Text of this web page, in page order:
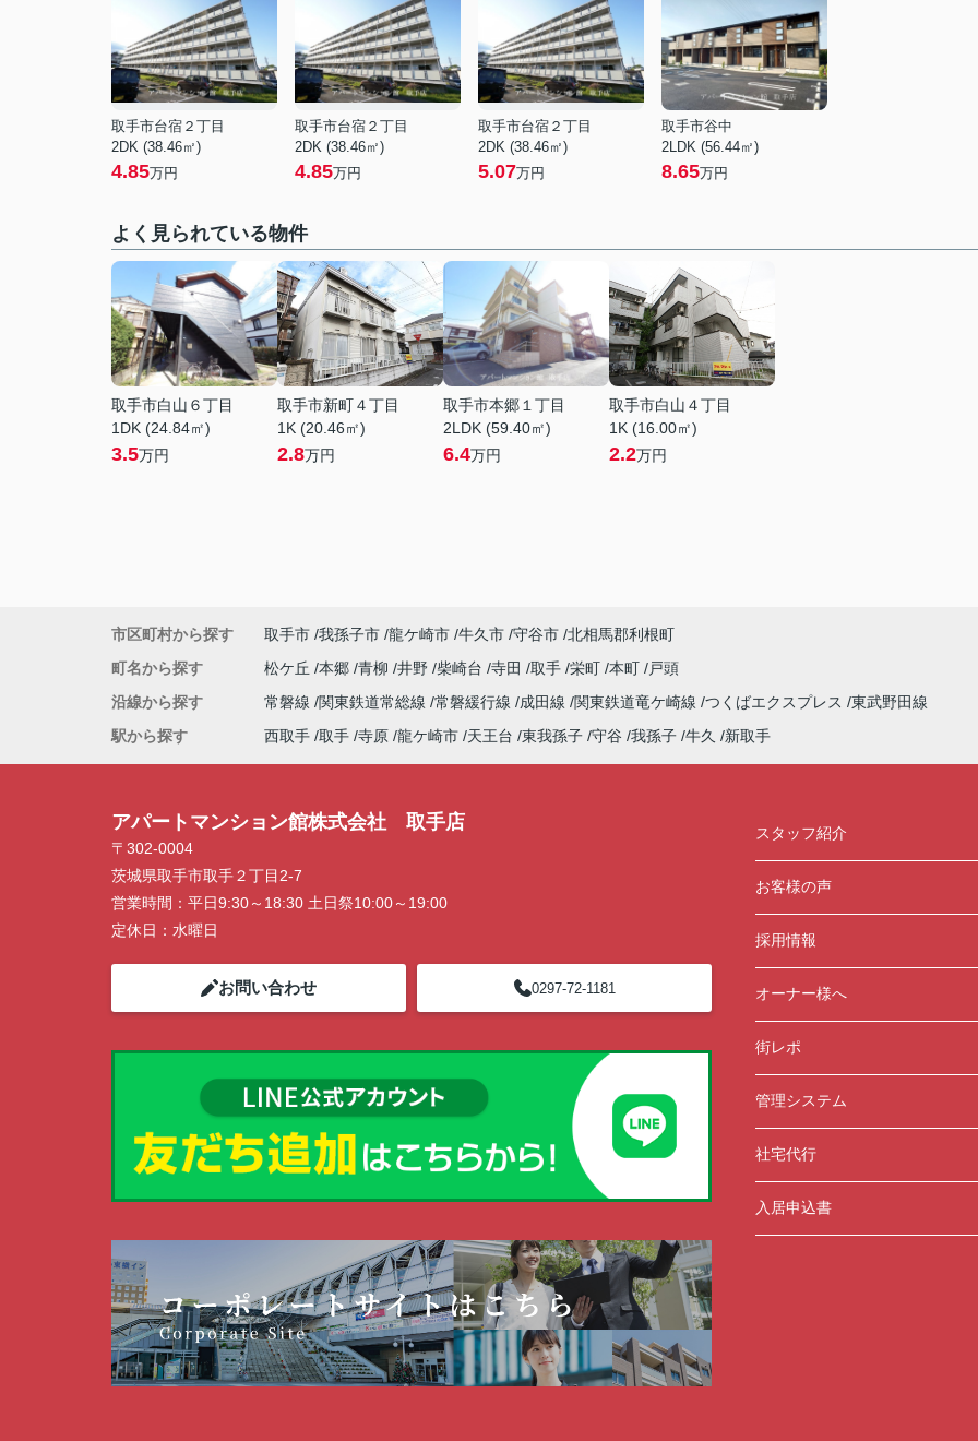
取手市台宿２丁目
2DK (38.46㎡)
4.85万円
取手市台宿２丁目
2DK (38.46㎡)
4.85万円
取手市台宿２丁目
2DK (38.46㎡)
5.07万円
取手市谷中
2LDK (56.44㎡)
8.65万円
よく見られている物件
取手市白山６丁目
1DK (24.84㎡)
3.5万円
取手市新町４丁目
1K (20.46㎡)
2.8万円
取手市本郷１丁目
2LDK (59.40㎡)
6.4万円
取手市白山４丁目
1K (16.00㎡)
2.2万円
市区町村から探す 取手市 我孫子市 龍ケ崎市 牛久市 守谷市 北相馬郡利根町
町名から探す
松ケ丘 本郷 青柳 井野 柴崎台 寺田 取手 栄町 本町
戸頭
沿線から探す
常磐線 関東鉄道常総線 常磐緩行線 成田線 関東鉄道竜ケ崎線 つくばエクスプレス
東武野田線
駅から探す
西取手 取手 寺原 龍ケ崎市 天王台 東我孫子 守谷 我孫子 牛久 新取手
アパートマンション館株式会社 取手店
〒302-0004
茨城県取手市取手２丁目2-7
営業時間： 平日9:30～18:30 土日祭10:00～19:00
定休日： 水曜日
お問い合わせ 0297-72-1181
スタッフ紹介
お客様の声
採用情報
オーナー様へ
街レポ
管理システム
社宅代行
入居申込書